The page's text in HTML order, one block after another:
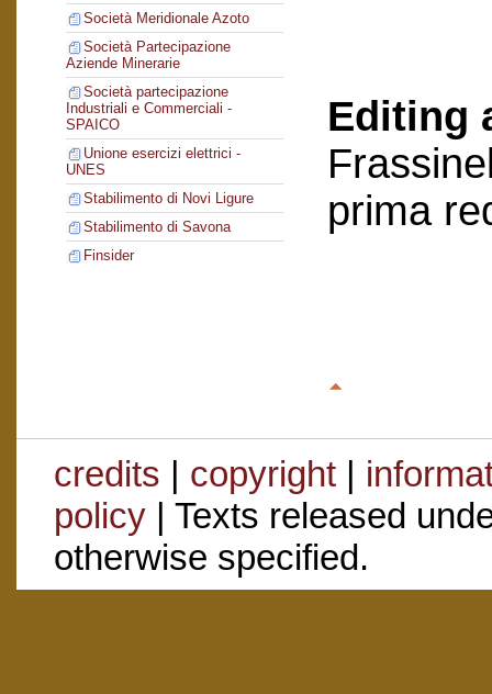
Società Meridionale Azoto
Società Partecipazione
Aziende Minerarie
Società partecipazione
Industriali e Commerciali -
SPAICO
Unione esercizi elettrici -
UNES
Stabilimento di Novi Ligure
Stabilimento di Savona
Finsider
Editing
prima
credits | copyright|
policy| Texts released
otherwise specified.